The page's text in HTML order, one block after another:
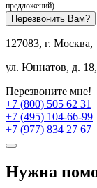
предложений)
Перезвонить Вам?
127083, г. Москва,
ул. Юннатов, д.
Перезвоните мне!
+7 (800) 505 62 31
+7 (495) 104-66-99
+7 (977) 834 27 67
Нужна